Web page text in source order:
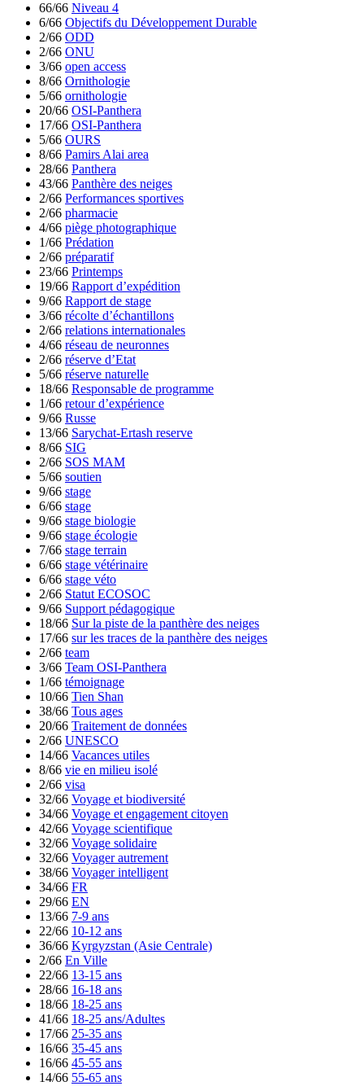
66/66 Niveau 4
6/66 Objectifs du Développement Durable
2/66 ODD
2/66 ONU
3/66 open access
8/66 Ornithologie
5/66 ornithologie
20/66 OSI-Panthera
17/66 OSI-Panthera
5/66 OURS
8/66 Pamirs Alai area
28/66 Panthera
43/66 Panthère des neiges
2/66 Performances sportives
2/66 pharmacie
4/66 piège photographique
1/66 Prédation
2/66 préparatif
23/66 Printemps
19/66 Rapport d’expédition
9/66 Rapport de stage
3/66 récolte d’échantillons
2/66 relations internationales
4/66 réseau de neuronnes
2/66 réserve d’Etat
5/66 réserve naturelle
18/66 Responsable de programme
1/66 retour d’expérience
9/66 Russe
13/66 Sarychat-Ertash reserve
8/66 SIG
2/66 SOS MAM
5/66 soutien
9/66 stage
6/66 stage
9/66 stage biologie
9/66 stage écologie
7/66 stage terrain
6/66 stage vétérinaire
6/66 stage véto
2/66 Statut ECOSOC
9/66 Support pédagogique
18/66 Sur la piste de la panthère des neiges
17/66 sur les traces de la panthère des neiges
2/66 team
3/66 Team OSI-Panthera
1/66 témoignage
10/66 Tien Shan
38/66 Tous ages
20/66 Traitement de données
2/66 UNESCO
14/66 Vacances utiles
8/66 vie en milieu isolé
2/66 visa
32/66 Voyage et biodiversité
34/66 Voyage et engagement citoyen
42/66 Voyage scientifique
32/66 Voyage solidaire
32/66 Voyager autrement
38/66 Voyager intelligent
34/66 FR
29/66 EN
13/66 7-9 ans
22/66 10-12 ans
36/66 Kyrgyzstan (Asie Centrale)
2/66 En Ville
22/66 13-15 ans
28/66 16-18 ans
18/66 18-25 ans
41/66 18-25 ans/Adultes
17/66 25-35 ans
16/66 35-45 ans
16/66 45-55 ans
14/66 55-65 ans